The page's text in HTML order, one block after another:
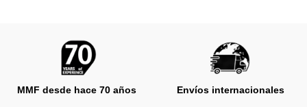
MMF desde hace 70 años Envíos internacionales